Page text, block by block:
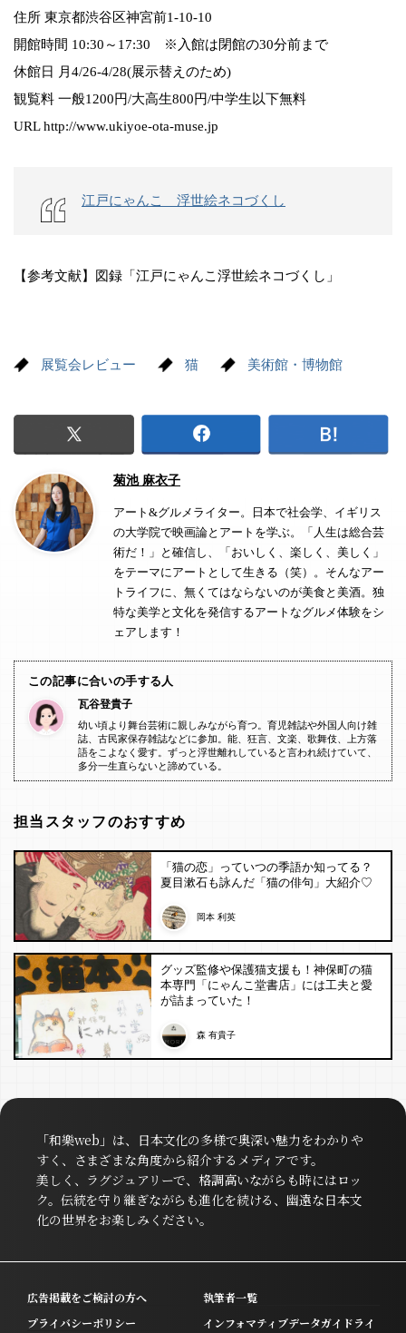
住所 東京都渋谷区神宮前1-10-10
開館時間 10:30～17:30 ※入館は閉館の30分前まで
休館日 月4/26-4/28(展示替えのため)
観覧料 一般1200円/大高生800円/中学生以下無料
URL http://www.ukiyoe-ota-muse.jp
江戸にゃんこ 浮世絵ネコづくし
【参考文献】図録「江戸にゃんこ浮世絵ネコづくし」
展覧会レビュー 猫 美術館・博物館
菊池 麻衣子
アート&グルメライター。日本で社会学、イギリス
の大学院で映画論とアートを学ぶ。「人生は総合芸
術だ！」と確信し、「おいしく、楽しく、美しく」
をテーマにアートとして生きる（笑）。そんなアー
トライフに、無くてはならないのが美食と美酒。独
特な美学と文化を発信するアートなグルメ体験をシ
ェアします！
この記事に合いの手する人
瓦谷登貴子
幼い頃より舞台芸術に親しみながら育つ。育児雑誌や外国人向け雑
誌、古民家保存雑誌などに参加。能、狂言、文楽、歌舞伎、上方落
語をこよなく愛す。ずっと浮世離れしていると言われ続けていて、
多分一生直らないと諦めている。
担当スタッフのおすすめ
「猫の恋」っていつの季語か知ってる？
夏目漱石も詠んだ「猫の俳句」大紹介♡
岡本 利英
グッズ監修や保護猫支援も！神保町の猫
本専門「にゃんこ堂書店」には工夫と愛
が詰まっていた！
森 有貴子
「和樂web」は、日本文化の多様で奥深い魅力をわかりや
すく、さまざまな角度から紹介するメディアです。
美しく、ラグジュアリーで、格調高いながらも時にはロッ
ク。伝統を守り継ぎながらも進化を続ける、幽遠な日本文
化の世界をお楽しみください。
広告掲載をご検討の方へ
執筆者一覧
プライバシーポリシー
インフォマティブデータガイドライ